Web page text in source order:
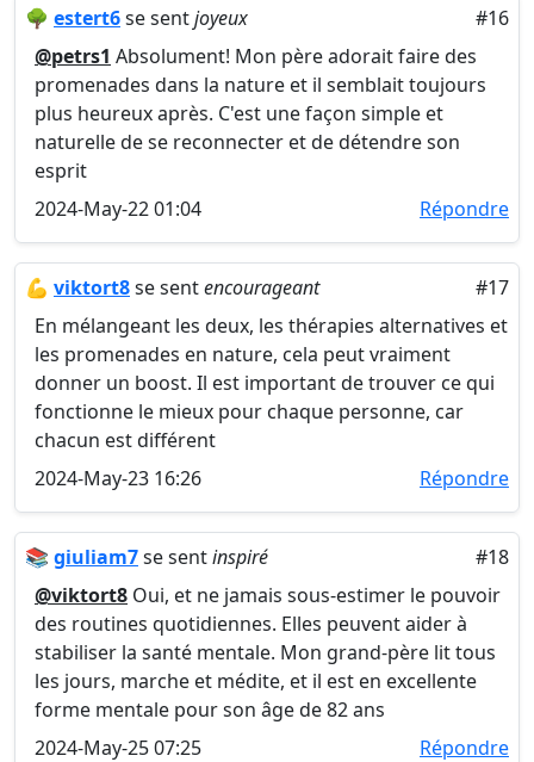
🌳 estert6se sentjoyeux
#16
@petrs1 Absolument! Mon père adorait faire des
promenades dans la nature et il semblait toujours
plus heureux après. C'est une façon simple et
naturelle de se reconnecter et de détendre son
esprit
2024-May-22 01:04
Répondre
💪 viktort8se sentencourageant
#17
En mélangeant les deux, les thérapies alternatives et
les promenades en nature, cela peut vraiment
donner un boost. Il est important de trouver ce qui
fonctionne le mieux pour chaque personne, car
chacun est différent
2024-May-23 16:26
Répondre
📚 giuliam7se sentinspiré
#18
@viktort8 Oui, et ne jamais sous-estimer le pouvoir
des routines quotidiennes. Elles peuvent aider à
stabiliser la santé mentale. Mon grand-père lit tous
les jours, marche et médite, et il est en excellente
forme mentale pour son âge de 82 ans
2024-May-25 07:25
Répondre